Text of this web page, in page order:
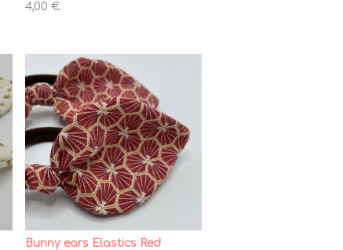
4,00 €
Bunny ears Elastics Red